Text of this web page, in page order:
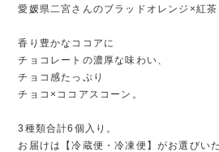
愛媛県二宮さんのブラッドオレンジ×紅茶
香り豊かなココアに
チョコレートの濃厚な味わい、
チョコ感たっぷり
チョコ×ココアスコーン。
3種類合計6個入り。
お届けは【冷蔵便・冷凍便】がお選びい